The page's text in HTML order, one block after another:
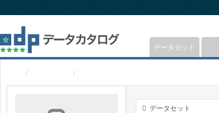
キ
プ
し
て
データセット
データセット